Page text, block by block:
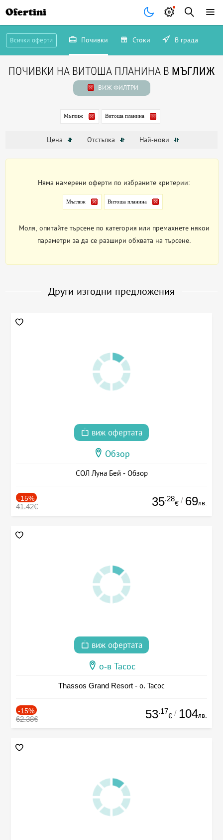
Ofertini
Всички оферти Почивки Стоки В града
ПОЧИВКИ НА ВИТОША ПЛАНИНА В МЪГЛИЖ
ВИЖ ФИЛТРИ
Мъглиж Витоша планина
Цена Отстъпка Най-нови
Няма намерени оферти по избраните критерии:
Мъглиж Витоша планина
Моля, опитайте търсене по категория или премахнете някои
параметри за да се разшири обхвата на търсене.
Други изгодни предложения
виж офертата
Обзор
СОЛ Луна Бей - Обзор
-15%
41.42€ 35.28
€ / 69лв.
виж офертата
о-в Тасос
Thassos Grand Resort - о. Тасос
-15%
62.38€ 53.17
€ / 104лв.